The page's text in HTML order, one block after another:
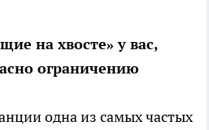
на хвосте» у вас,
ограничению
одна из самых частых